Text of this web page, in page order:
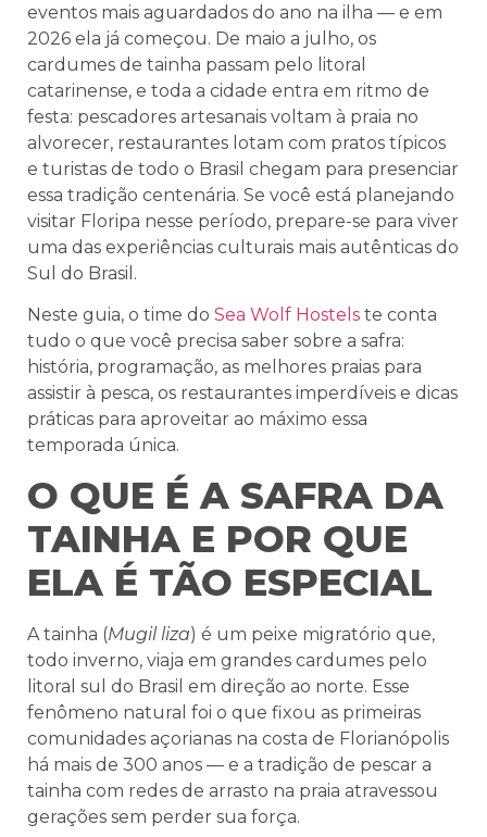
eventos mais aguardados do ano na ilha — e em
2026 ela já começou. De maio a julho, os
cardumes de tainha passam pelo litoral
catarinense, e toda a cidade entra em ritmo de
festa: pescadores artesanais voltam à praia no
alvorecer, restaurantes lotam com pratos típicos
e turistas de todo o Brasil chegam para presenciar
essa tradição centenária. Se você está planejando
visitar Floripa nesse período, prepare-se para viver
uma das experiências culturais mais autênticas do
Sul do Brasil.
Neste guia, o time do Sea Wolf Hostels te conta
tudo o que você precisa saber sobre a safra:
história, programação, as melhores praias para
assistir à pesca, os restaurantes imperdíveis e dicas
práticas para aproveitar ao máximo essa
temporada única.
O QUE É A SAFRA DA
TAINHA E POR QUE
ELA É TÃO ESPECIAL
A tainha (Mugil liza) é um peixe migratório que,
todo inverno, viaja em grandes cardumes pelo
litoral sul do Brasil em direção ao norte. Esse
fenômeno natural foi o que fixou as primeiras
comunidades açorianas na costa de Florianópolis
há mais de 300 anos — e a tradição de pescar a
tainha com redes de arrasto na praia atravessou
gerações sem perder sua força.